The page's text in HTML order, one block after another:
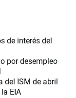
de interés del
por desempleo
del ISM de abril
EIA